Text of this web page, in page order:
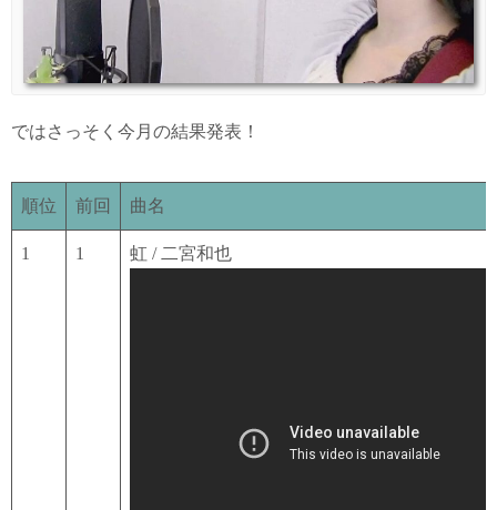
ではさっそく今月の結果発表！
順位 前回 曲名
1 1 虹 / 二宮和也